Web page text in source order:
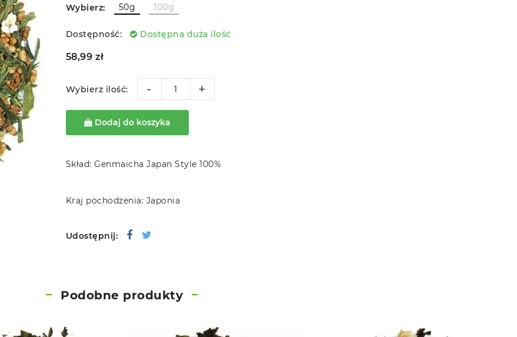
Wybierz: 50g 100g
Dostępność: Dostępna duża ilość
58,99 zł
Wybierz ilość: - +
Dodaj do koszyka
Skład: Genmaicha Japan Style 100%
Kraj pochodzenia: Japonia
Udostępnij:
Podobne produkty